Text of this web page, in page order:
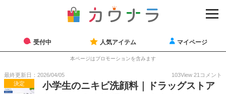
受付中 人気アイテム マイページ
本ページはプロモーションを含みます
最終更新日：2026/04/05 103View 21 コメント
決定
小学生のニキビ洗顔料｜ドラッグストア